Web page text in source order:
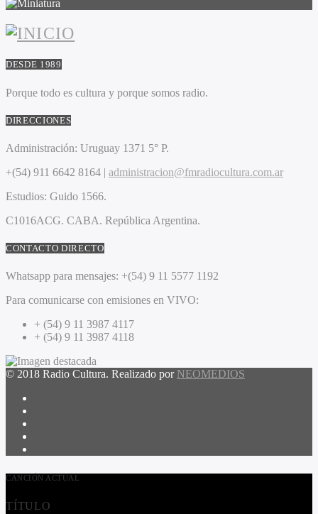
DESDE 1989
Porque todo es cultura y porque somos radio.
DIRECCIONES
Administración: Uruguay 1371 5° P.
+(54) 911 6642 8164 | administracion@fmradiocultura.com.ar
Estudios: Guido 1566.
C1016ACG. CABA. República Argentina.
CONTACTO DIRECTO
Whatsapp para mensajes: +(54) 9 11 5577 1192
Para comunicarse con emisiones en VIVO:
+ (54) 9 11 3987 4117
+ (54) 9 11 3987 4118
© 2018 Radio Cultura. Realizado por NEOMEDIOS
CANCIÓN ACTUAL
TÍTULO